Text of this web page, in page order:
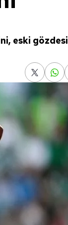
eski gözdesi